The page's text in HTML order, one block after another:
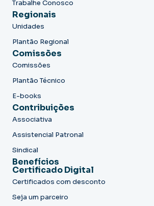
Trabalhe Conosco
Regionais
Unidades
Plantão Regional
Comissões
Comissões
Plantão Técnico
E-books
Contribuições
Associativa
Assistencial Patronal
Sindical
Benefícios
Certificado Digital
Certificados com desconto
Seja um parceiro